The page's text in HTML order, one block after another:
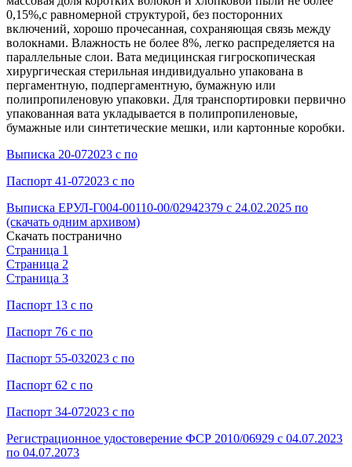
0,15%,с равномерной структурой, без посторонних
включений, хорошо прочесанная, сохраняющая связь между
волокнами. Влажность не более 8%, легко распределяется на
параллельные слои. Вата медицинская гигроскопическая
хирургическая стерильная индивидуально упакована в
пергаментную, подпергаментную, бумажную или
полипропиленовую упаковки. Для транспортировки первично
упакованная вата укладывается в полипропиленовые,
бумажные или синтетические мешки, или картонные коробки.
Выписка 20-072023 с по
Паспорт 41-072023 с по
Выписка ЕРУЛ-Г004-00110-00/02942379 с 24.02.2025 по
(скачать одним архивом)
Скачать постранично
Страница 1
Страница 2
Страница 3
Паспорт 13 с по
Паспорт 76 с по
Паспорт 55-032023 с по
Паспорт 62 с по
Паспорт 34-072023 с по
Регистрационное удостоверение ФСР 2010/06929 с 04.07.2023
по 04.07.2073